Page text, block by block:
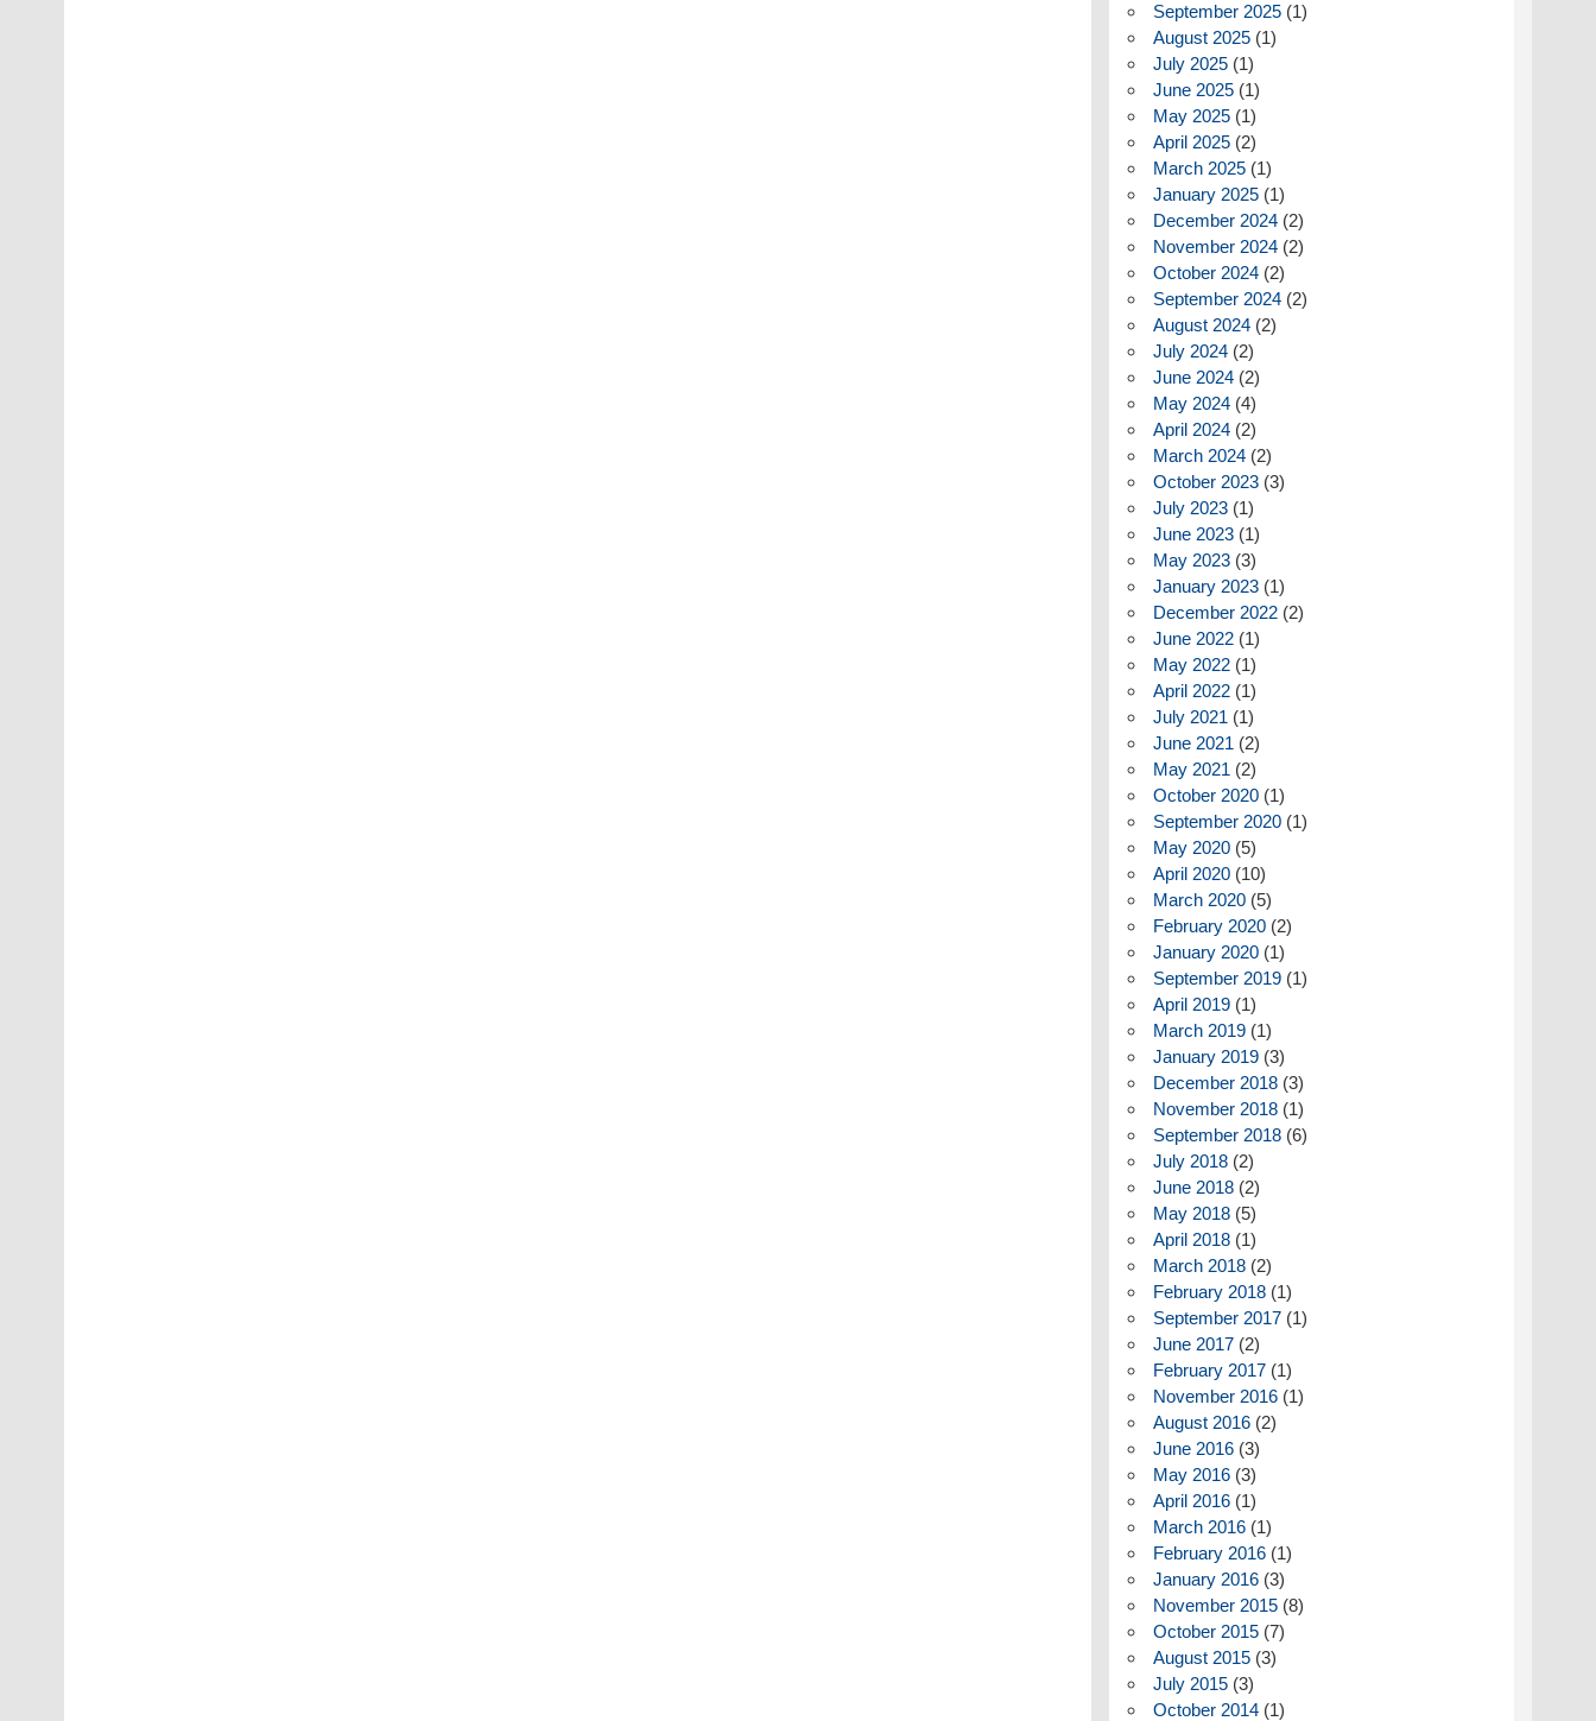
September 2025(1)
August 2025(1)
July 2025(1)
June 2025(1)
May 2025(1)
April 2025(2)
March 2025(1)
January 2025(1)
December 2024(2)
November 2024(2)
October 2024(2)
September 2024(2)
August 2024(2)
July 2024(2)
June 2024(2)
May 2024(4)
April 2024(2)
March 2024(2)
October 2023(3)
July 2023(1)
June 2023(1)
May 2023(3)
January 2023(1)
December 2022(2)
June 2022(1)
May 2022(1)
April 2022(1)
July 2021 (1)
June 2021 (2)
May 2021 (2)
October 2020(1)
September 2020(1)
May 2020(5)
April 2020(10)
March 2020(5)
February 2020(2)
January 2020(1)
September 2019(1)
April 2019(1)
March 2019(1)
January 2019(3)
December 2018(3)
November 2018(1)
September 2018(6)
July 2018(2)
June 2018(2)
May 2018(5)
April 2018(1)
March 2018(2)
February 2018(1)
September 2017(1)
June 2017(2)
February 2017(1)
November 2016(1)
August 2016(2)
June 2016(3)
May 2016(3)
April 2016(1)
March 2016(1)
February 2016(1)
January 2016(3)
November 2015(8)
October 2015(7)
August 2015(3)
July 2015(3)
October 2014(1)